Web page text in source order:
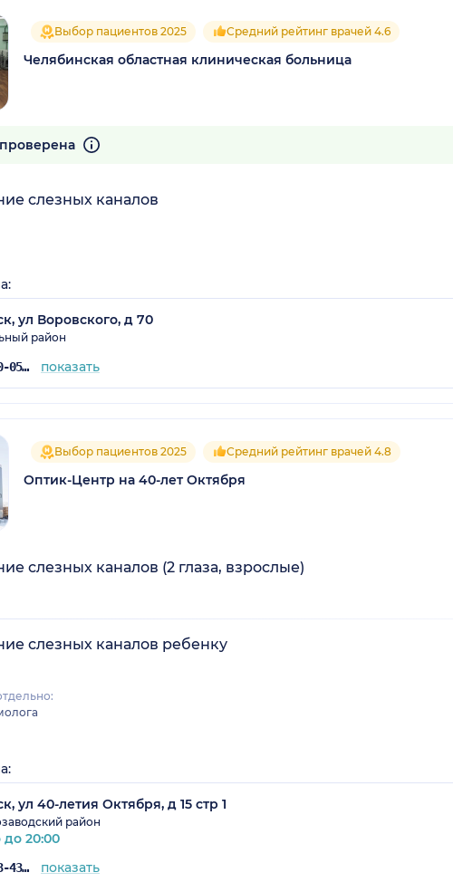
Выбор пациентов 2025 Средний рейтинг врачей 4.6
Челябинская областная клиническая больница
слезных каналов
ул Воровского, д 70
район
+7 (351) 700-05-20 показать
Выбор пациентов 2025 Средний рейтинг врачей 4.8
Оптик-Центр на 40-лет Октября
слезных каналов (2 глаза, взрослые)
слезных каналов ребенку
ул 40-летия Октября, д 15 стр 1
район
20:00
+7 (800) 333-43-40 показать